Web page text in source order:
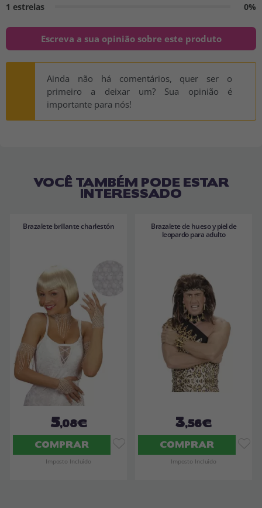
1 estrelas
0%
Escreva a sua opinião sobre este produto
Ainda não há comentários, quer ser o
primeiro a deixar um? Sua opinião é
importante para nós!
VOCÊ TAMBÉM PODE ESTAR
INTERESSADO
Brazalete brillante charlestón
5,08€
COMPRAR
Imposto Incluído
Brazalete de hueso y piel de
leopardo para adulto
3,56€
COMPRAR
Imposto Incluído